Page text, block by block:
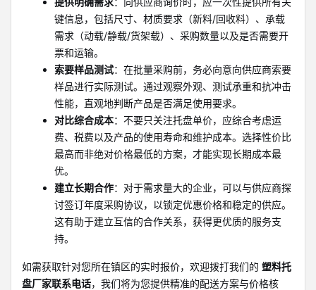
键信息，包括尺寸、材质要求（新料/回收料）、承载
需求（动载/静载/货架载）、采购数量以及是否需要开
票和运输。
索要样品测试：在批量采购前，务必向意向供应商索要
样品进行实际测试。通过观察外观、测试承重和抗冲击
性能，直观地判断产品是否满足使用要求。
对比综合成本：不要只关注托盘单价，应综合考虑运
费、税费以及产品的使用寿命和维护成本。选择性价比
最高而非绝对价格最低的方案，才能实现长期成本最
优。
建立长期合作：对于需求量大的企业，可以与供应商探
讨签订年度采购协议，以锁定优惠价格和稳定的供应。
这有助于建立互信的合作关系，获得更优质的服务支
持。
如需获取针对您所在镇区的实时报价，欢迎拨打我们的 塑料托
盘厂家联系电话，我们将为您提供精准的配送方案与价格核